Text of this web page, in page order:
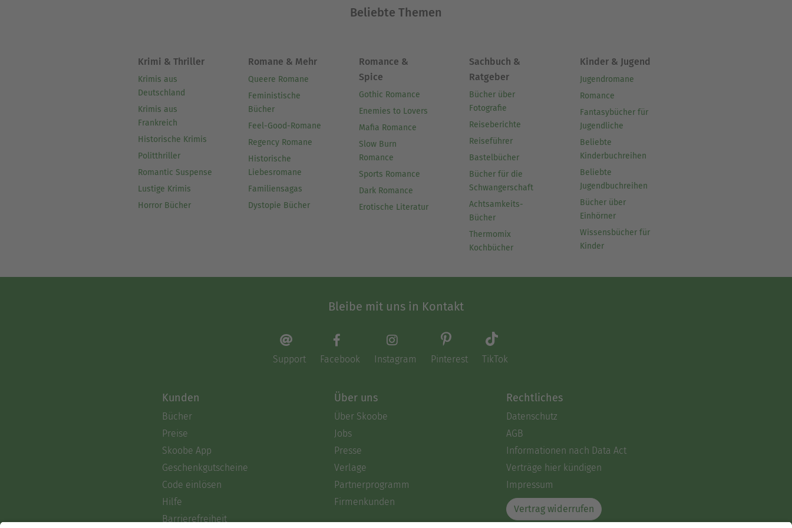
Beliebte Themen
Krimi & Thriller
Krimis aus
Deutschland
Krimis aus
Frankreich
Historische Krimis
Politthriller
Romantic Suspense
Lustige Krimis
Horror Bücher
Romane & Mehr
Queere Romane
Feministische
Bücher
Feel-Good-Romane
Regency Romane
Historische
Liebesromane
Familiensagas
Dystopie Bücher
Romance &
Spice
Gothic Romance
Enemies to Lovers
Mafia Romance
Slow Burn
Romance
Sports Romance
Dark Romance
Erotische Literatur
Sachbuch &
Ratgeber
Bücher über
Fotografie
Reiseberichte
Reiseführer
Bastelbücher
Bücher für die
Schwangerschaft
Achtsamkeits-
Bücher
Thermomix
Kochbücher
Kinder & Jugend
Jugendromane
Romance
Fantasybücher für
Jugendliche
Beliebte
Kinderbuchreihen
Beliebte
Jugendbuchreihen
Bücher über
Einhörner
Wissensbücher für
Kinder
Bleibe mit uns in Kontakt
Support Facebook Instagram Pinterest TikTok
Kunden
Bücher
Preise
Skoobe App
Geschenkgutscheine
Code einlösen
Hilfe
Barrierefreiheit
Über uns
Über Skoobe
Jobs
Presse
Verlage
Partnerprogramm
Firmenkunden
Rechtliches
Datenschutz
AGB
Informationen nach Data Act
Verträge hier kündigen
Impressum
Vertrag widerrufen